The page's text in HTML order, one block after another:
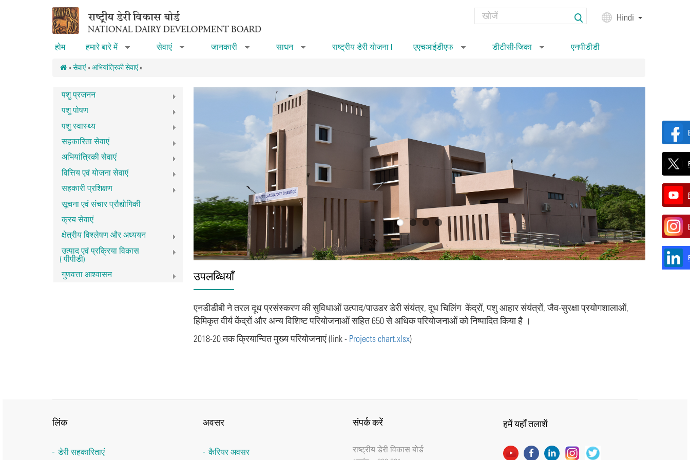
Search Hindi
होम हमारे बारे में सेवाएं जानकारी साधन राष्ट्रीय डेरी योजना I एएचआईडीएफ डीटीसी-जिका एनपीडीडी
» सेवाएं» अभियांत्रिकी सेवाएं»
पशु प्रजनन
पशु पोषण
पशु स्वास्थ्य
सहकारिता सेवाएं
अभियांत्रिकी सेवाएं
वित्तिय एवं योजना सेवाएं
सहकारी प्रशिक्षण
सूचना एवं संचार प्रौद्योगिकी
क्रय सेवाएं
क्षेत्रीय विश्लेषण और अध्ययन
उत्पाद एवं प्रक्रिया विकास
(पीपीडी)
गुणवत्ता आश्वासन
उपलब्धियाँ
एनडीडीबी ने तरल दूध प्रसंस्करण की सुविधाओं उत्पाद/पाउडर डेरी संयंत्र, दूध चिलिंग केंद्रों, पशु आहार संयंत्रों, जैव-सुरक्षा प्रयोगशालाओं,
हिमिकृत वीर्य केंद्रों और अन्य विशिष्ट परियोजनाओं सहित 650 से अधिक परियोजनाओं को निष्पादित किया है ।
2018-20 तक क्रियान्वित मुख्य परियोजनाएं (link - Projects chart.xlsx)
लिंक
डेरी सहकारिताएं
अवसर
कैरियर अवसर
संपर्क करें
राष्‍ट्रीय डेरी विकास बोर्ड
हमें यहाँ तलाशें